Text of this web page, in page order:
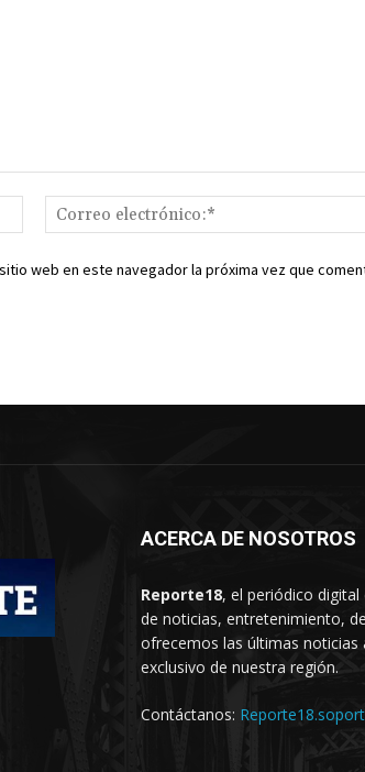
Nombre:*
web en este navegador la próxima vez que
ACERCA DE NOSOTROS
Reporte18, el periódico
de noticias, entretenimiento,
ofrecemos las últimas
exclusivo de nuestra región.
Contáctanos: